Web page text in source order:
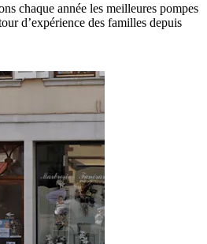
chaque année les meilleures pompes
d’expérience des familles depuis